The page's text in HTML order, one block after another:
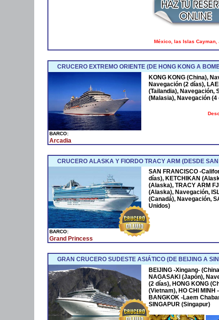
México, las Islas
CRUCERO EXTREMO ORIENTE (DE HONG KONG A
BARCO:
Arcadia
KONG KONG (China),
Navegación (2 días),
(Tailandia), Navegación,
(Malasia), Navegación
CRUCERO ALASKA Y FIORDO TRACY ARM (DESDE
BARCO:
Grand Princess
SAN FRANCISCO -
días), KETCHIKAN
(Alaska), TRACY ARM
(Alaska), Navegación,
(Canadá), Navegación,
Unidos)
GRAN CRUCERO SUDESTE ASIÁTICO (DE BEIJING A
BEIJING -Xingang-
NAGASAKI (Japón),
(2 días), HONG KONG
(Vietnam), HO CHI MINH
BANGKOK -Laem
SINGAPUR (Singapur)